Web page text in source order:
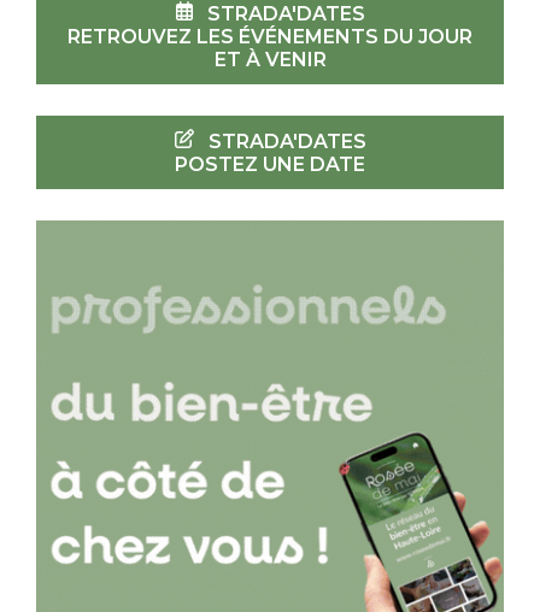
STRADA'DATES
RETROUVEZ LES ÉVÉNEMENTS DU JOUR
ET À VENIR
STRADA'DATES
POSTEZ UNE DATE